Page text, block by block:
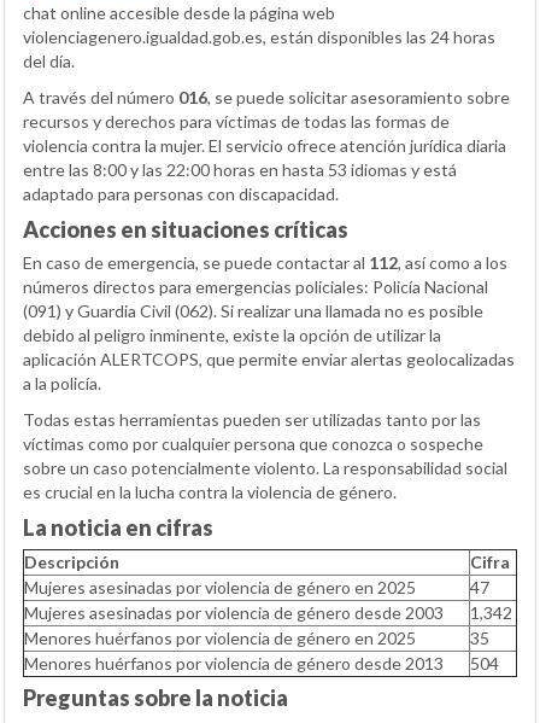
chat online accesible desde la página web
violenciagenero.igualdad.gob.es, están disponibles las 24 horas
del día.
A través del número 016, se puede solicitar asesoramiento sobre
recursos y derechos para víctimas de todas las formas de
violencia contra la mujer. El servicio ofrece atención jurídica diaria
entre las 8:00 y las 22:00 horas en hasta 53 idiomas y está
adaptado para personas con discapacidad.
Acciones en situaciones críticas
En caso de emergencia, se puede contactar al 112, así como a los
números directos para emergencias policiales: Policía Nacional
(091) y Guardia Civil (062). Si realizar una llamada no es posible
debido al peligro inminente, existe la opción de utilizar la
aplicación ALERTCOPS, que permite enviar alertas geolocalizadas
a la policía.
Todas estas herramientas pueden ser utilizadas tanto por las
víctimas como por cualquier persona que conozca o sospeche
sobre un caso potencialmente violento. La responsabilidad social
es crucial en la lucha contra la violencia de género.
La noticia en cifras
Descripción
Cifra
Mujeres asesinadas por violencia de género en 2025
47
Mujeres asesinadas por violencia de género desde 2003
1,342
Menores huérfanos por violencia de género en 2025
35
Menores huérfanos por violencia de género desde 2013
504
Preguntas sobre la noticia